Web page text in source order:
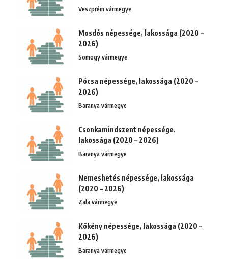
Veszprém vármegye
Mosdós népessége, lakossága (2020 –
2026)
Somogy vármegye
Pócsa népessége, lakossága (2020 –
2026)
Baranya vármegye
Csonkamindszent népessége,
lakossága (2020 – 2026)
Baranya vármegye
Nemeshetés népessége, lakossága
(2020 – 2026)
Zala vármegye
Kökény népessége, lakossága (2020 –
2026)
Baranya vármegye